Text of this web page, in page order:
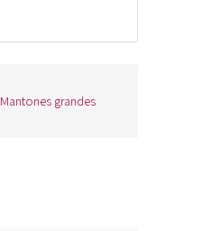
Mantones grandes